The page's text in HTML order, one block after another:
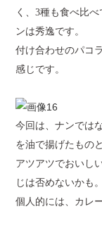
く、3種も食べ比
ンは秀逸です。
付け合わせのパコ
感じです。
今回は、ナンでは
を油で揚げたもの
アツアツでおいし
じは否めないかも。
個人的には、カレ